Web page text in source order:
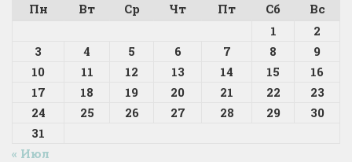
Пн
Вт Ср Чт Пт Сб
Вс
1
2
3
4 5 6 7 8
9
10
11 12 13 14 15
16
17
18 19 20 21 22
23
24
25 26 27 28 29
30
31
« Июл